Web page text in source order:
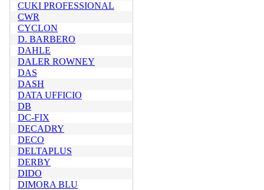
CUKI PROFESSIONAL
CWR
CYCLON
D. BARBERO
DAHLE
DALER ROWNEY
DAS
DASH
DATA UFFICIO
DB
DC-FIX
DECADRY
DECO
DELTAPLUS
DERBY
DIDO
DIMORA BLU